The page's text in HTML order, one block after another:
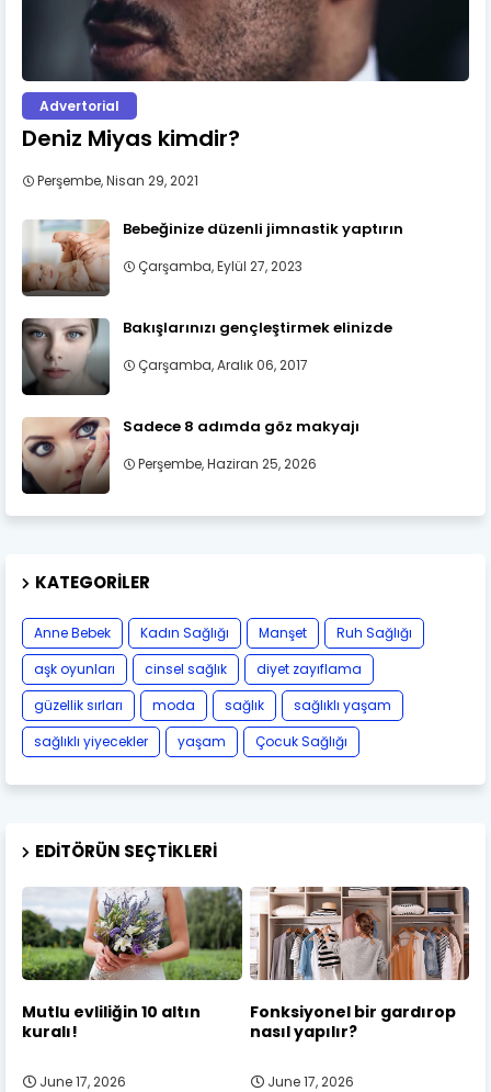
Advertorial
Deniz Miyas kimdir?
Perşembe, Nisan 29, 2021
Bebeğinize düzenli jimnastik yaptırın
Çarşamba, Eylül 27, 2023
Bakışlarınızı gençleştirmek elinizde
Çarşamba, Aralık 06, 2017
Sadece 8 adımda göz makyajı
Perşembe, Haziran 25, 2026
KATEGORILER
Anne Bebek Kadın Sağlığı Manşet
Ruh Sağlığı
aşk oyunları
cinsel sağlık
diyet zayıflama
güzellik sırları
moda sağlık
sağlıklı yaşam
sağlıklı yiyecekler
yaşam Çocuk Sağlığı
EDITÖRÜN SEÇTIKLERI
Mutlu evliliğin 10 altın
kuralı!
June 17, 2026
Fonksiyonel bir gardırop
nasıl yapılır?
June 17, 2026